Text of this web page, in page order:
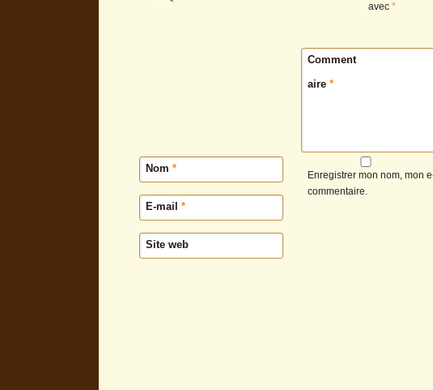
avec *
Comment
aire *
Nom *
E-mail *
Site web
Enregistrer mon nom, mon
commentaire.